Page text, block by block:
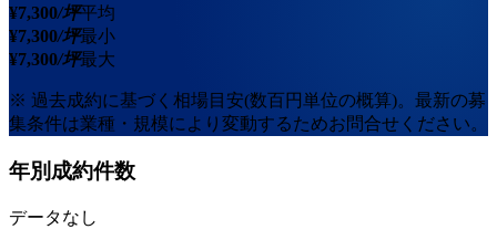
¥7,300/坪平均
¥7,300/坪最小
¥7,300/坪最大
※ 過去成約に基づく相場目安(数百円単位の概算)。最新の募
集条件は業種・規模により変動するためお問合せください。
年別成約件数
データなし